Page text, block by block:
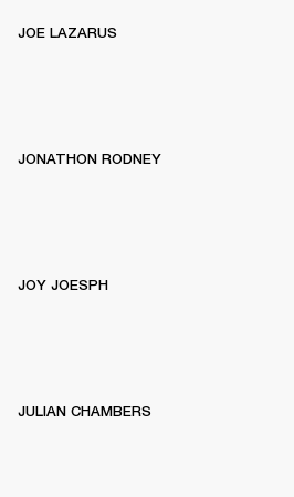
JOE LAZARUS
JONATHON RODNEY
JOY JOESPH
JULIAN CHAMBERS